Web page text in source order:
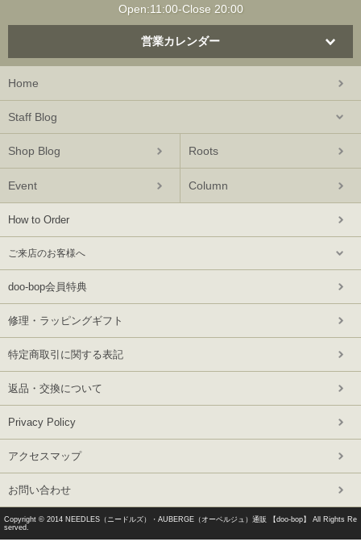
Open:11:00-Close 20:00
営業カレンダー
Home
Staff Blog
Shop Blog Roots
Event Column
How to Order
ご来店のお客様へ
doo-bop会員特典
修理・ラッピングギフト
特定商取引に関する表記
返品・交換について
Privacy Policy
アクセスマップ
お問い合わせ
Copyright © 2014 NEEDLES（ニードルズ）・AUBERGE（オーベルジュ）通販 【doo-bop】
All Rights Re
served.